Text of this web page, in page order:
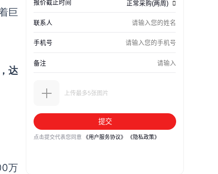
巨
达
万